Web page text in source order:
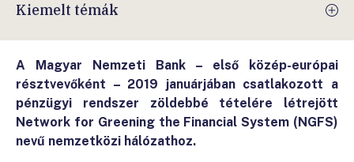
Kiemelt témák
A Magyar Nemzeti Bank – első közép-európai
résztvevőként – 2019 januárjában csatlakozott a
pénzügyi rendszer zöldebbé tételére létrejött
Network for Greening the Financial System (NGFS)
nevű nemzetközi hálózathoz.